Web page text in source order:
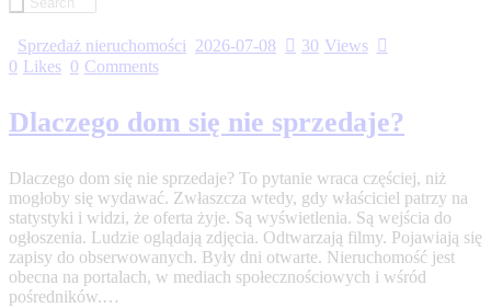
Sprzedaż nieruchomości 2026-07-08 30 Views
0 Likes 0 Comments
Dlaczego dom się nie sprzedaje?
Dlaczego dom się nie sprzedaje? To pytanie wraca częściej, niż
mogłoby się wydawać. Zwłaszcza wtedy, gdy właściciel patrzy na
statystyki i widzi, że oferta żyje. Są wyświetlenia. Są wejścia do
ogłoszenia. Ludzie oglądają zdjęcia. Odtwarzają filmy. Pojawiają się
zapisy do obserwowanych. Były dni otwarte. Nieruchomość jest
obecna na portalach, w mediach społecznościowych i wśród
pośredników.…